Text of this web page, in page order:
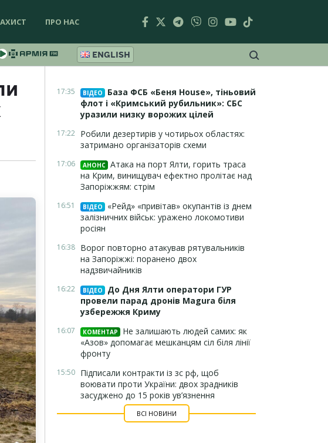
ПРО НАС
ENGLISH
17:35 ВІДЕО
База ФСБ «Беня House», тіньовий
флот і «Кримський рубильник»: СБС
уразили низку ворожих цілей
17:22 Робили дезертирів у чотирьох областях:
затримано організаторів схеми
17:06 АНОНС Атака на порт Ялти, горить траса
на Крим, винищувач ефектно пролітає над
Запоріжжям: стрім
16:51 ВІДЕО
«Рейд» «привітав» окупантів із днем
залізничних військ: уражено локомотиви
росіян
16:38 Ворог повторно атакував рятувальників
на Запоріжжі: поранено двох
надзвичайників
16:22 ВІДЕО
До Дня Ялти оператори ГУР
провели парад дронів Magura біля
узбережжя Криму
16:07 КОМЕНТАР
Не залишають людей самих: як
«Азов» допомагає мешканцям сіл біля лінії
фронту
15:50 Підписали контракти із зс рф, щоб
воювати проти України: двох зрадників
засуджено до 15 років ув’язнення
ВСІ НОВИНИ